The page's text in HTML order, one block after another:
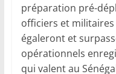
préparation pré-
officiers et
égaleront et
opérationnels
qui valent au